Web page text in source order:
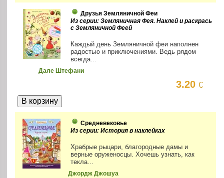
Друзья Земляничной Феи
Из серии: Земляничная Фея. Наклей и раскрась
с Земляничной Феей
Каждый день Земляничной феи наполнен
радостью и приключениями. Ведь рядом
всегда...
Дале Штефани
3.20€
Средневековье
Из серии: История в наклейках
Храбрые рыцари, благородные дамы и
верные оруженосцы. Хочешь узнать, как
текла...
Джордж Джошуа